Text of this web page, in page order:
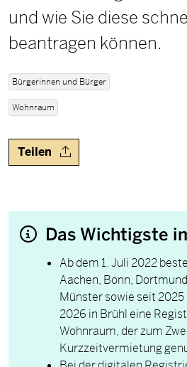
und wie Sie diese
beantragen können.
Bürgerinnen und Bürger
Wohnraum
Teilen
Das Wichtigste
Ab dem 1. Juli 2022
Aachen, Bonn,
Münster sowie seit 2025
2026 in Brühl eine
Wohnraum, der zum
Kurzzeitvermietung